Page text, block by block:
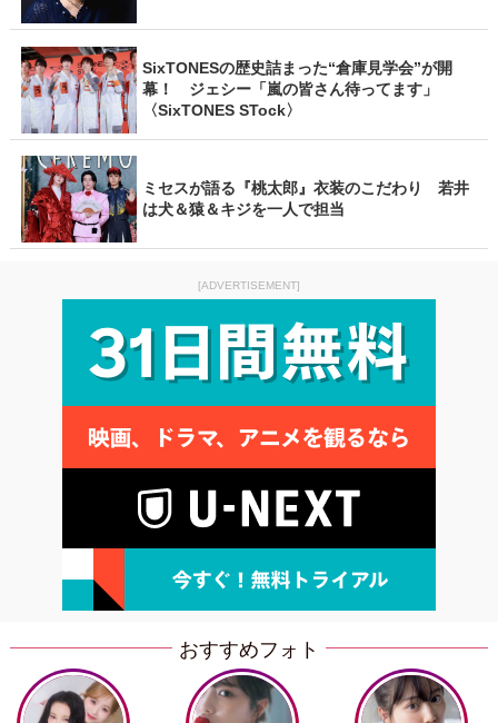
SixTONESの歴史詰まった“倉庫見学会”が開
幕！ ジェシー「嵐の皆さん待ってます」
〈SixTONES STock〉
ミセスが語る『桃太郎』衣装のこだわり 若井
は犬＆猿＆キジを一人で担当
[ADVERTISEMENT]
おすすめフォト